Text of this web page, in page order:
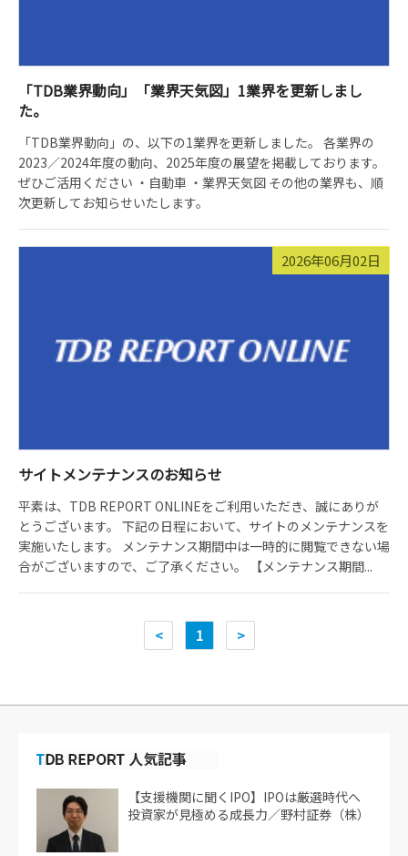
「TDB業界動向」「業界天気図」1業界を更新しまし
た。
「TDB業界動向」の、以下の1業界を更新しました。 各業界の
2023／2024年度の動向、2025年度の展望を掲載しております。
ぜひご活用ください ・自動車 ・業界天気図 その他の業界も、順
次更新してお知らせいたします。
2026年06月02日
サイトメンテナンスのお知らせ
平素は、TDB REPORT ONLINEをご利用いただき、誠にありが
とうございます。 下記の日程において、サイトのメンテナンスを
実施いたします。 メンテナンス期間中は一時的に閲覧できない場
合がございますので、ご了承ください。 【メンテナンス期間...
< 1 >
【支援機関に聞くIPO】IPOは厳選時代へ
投資家が見極める成長力／野村証券（株）